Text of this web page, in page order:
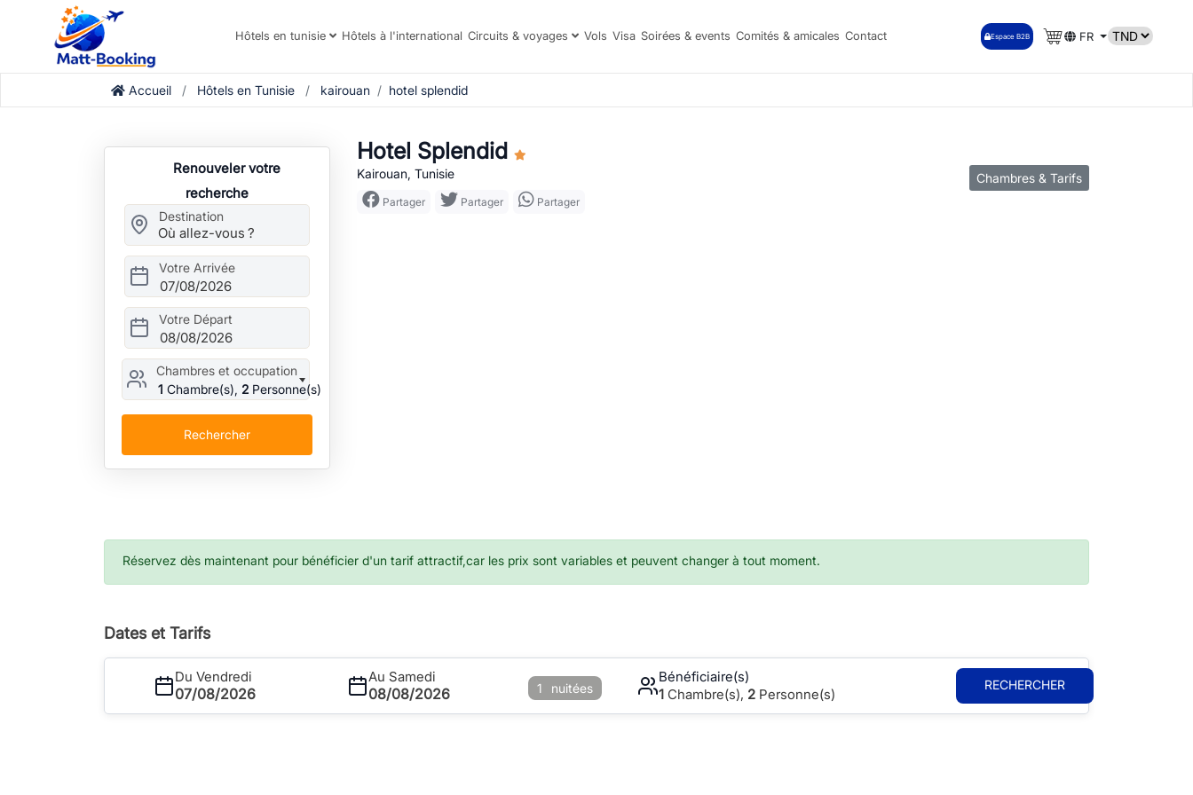
Hôtels en tunisie Hôtels à l'international Circuits & voyages Vols Visa Soirées & events Comités & amicales Contact Espace B2B FR
Accueil Hôtels en Tunisie kairouan hotel splendid
Renouveler votre
recherche
Destination
Votre Arrivée
07/08/2026
Votre Départ
08/08/2026
Chambres et occupation
1 Chambre(s), 2 Personne(s)
Rechercher
Hotel Splendid
Kairouan, Tunisie
Partager Partager Partager
Chambres & Tarifs
Réservez dès maintenant pour bénéficier d'un tarif attractif,car les prix sont variables et peuvent changer à tout moment.
Dates et Tarifs
Du Vendredi
07/08/2026
Au Samedi
08/08/2026 1 nuitées
Bénéficiaire(s)
1Chambre(s), 2 Personne(s)
RECHERCHER